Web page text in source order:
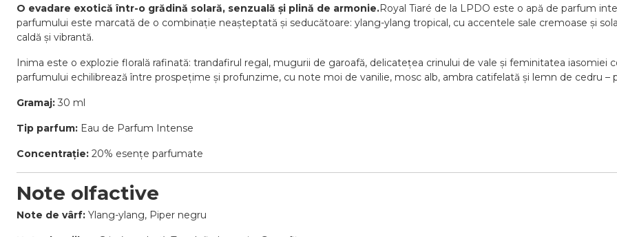
O evadare exotică într-o grădină solară, senzuală și plină de armonie.Royal Tiaré de la LPDO este o apă de parfum
parfumului este marcată de o combinație neașteptată și seducătoare: ylang-ylang tropical, cu accentele sale cremoase și
caldă și vibrantă.
Inima este o explozie florală rafinată: trandafirul regal, mugurii de garoafă, delicatețea crinului de vale și feminitatea iasomiei
parfumului echilibrează între prospețime și profunzime, cu note moi de vanilie, mosc alb, ambra catifelată și lemn de cedru
Gramaj: 30 ml
Tip parfum: Eau de Parfum Intense
Concentrație: 20% esențe parfumate
Note olfactive
Note de vârf: Ylang-ylang, Piper negru